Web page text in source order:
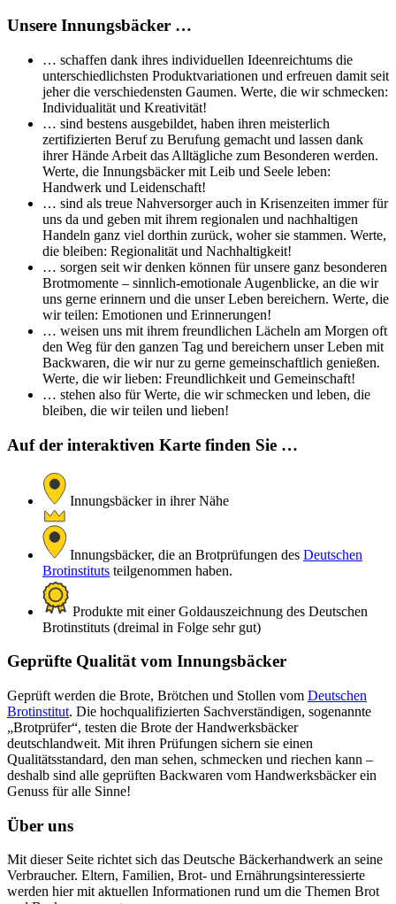
Unsere Innungsbäcker …
… schaffen dank ihres individuellen Ideenreichtums die
unterschiedlichsten Produktvariationen und erfreuen damit seit
jeher die verschiedensten Gaumen. Werte, die wir schmecken:
Individualität und Kreativität!
… sind bestens ausgebildet, haben ihren meisterlich
zertifizierten Beruf zu Berufung gemacht und lassen dank
ihrer Hände Arbeit das Alltägliche zum Besonderen werden.
Werte, die Innungsbäcker mit Leib und Seele leben:
Handwerk und Leidenschaft!
… sind als treue Nahversorger auch in Krisenzeiten immer für
uns da und geben mit ihrem regionalen und nachhaltigen
Handeln ganz viel dorthin zurück, woher sie stammen. Werte,
die bleiben: Regionalität und Nachhaltigkeit!
… sorgen seit wir denken können für unsere ganz besonderen
Brotmomente – sinnlich-emotionale Augenblicke, an die wir
uns gerne erinnern und die unser Leben bereichern. Werte, die
wir teilen: Emotionen und Erinnerungen!
… weisen uns mit ihrem freundlichen Lächeln am Morgen oft
den Weg für den ganzen Tag und bereichern unser Leben mit
Backwaren, die wir nur zu gerne gemeinschaftlich genießen.
Werte, die wir lieben: Freundlichkeit und Gemeinschaft!
… stehen also für Werte, die wir schmecken und leben, die
bleiben, die wir teilen und lieben!
Auf der interaktiven Karte finden Sie …
Innungsbäcker in ihrer Nähe
Innungsbäcker, die an Brotprüfungen des Deutschen
Brotinstituts teilgenommen haben.
Produkte mit einer Goldauszeichnung des Deutschen
Brotinstituts (dreimal in Folge sehr gut)
Geprüfte Qualität vom Innungsbäcker
Geprüft werden die Brote, Brötchen und Stollen vom Deutschen
Brotinstitut. Die hochqualifizierten Sachverständigen, sogenannte
„Brotprüfer“, testen die Brote der Handwerksbäcker
deutschlandweit. Mit ihren Prüfungen sichern sie einen
Qualitätsstandard, den man sehen, schmecken und riechen kann –
deshalb sind alle geprüften Backwaren vom Handwerksbäcker ein
Genuss für alle Sinne!
Über uns
Mit dieser Seite richtet sich das Deutsche Bäckerhandwerk an seine
Verbraucher. Eltern, Familien, Brot- und Ernährungsinteressierte
werden hier mit aktuellen Informationen rund um die Themen Brot